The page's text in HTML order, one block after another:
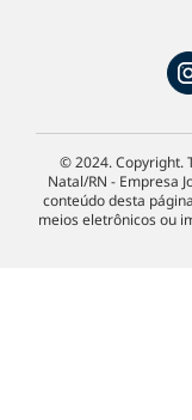
© 2024. Copyright.
Natal/RN - Empresa
conteúdo desta
meios eletrônicos ou